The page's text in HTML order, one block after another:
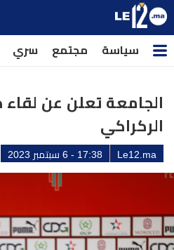
سياسة مجتمع سري
الجامعة تعلن عن
الركراكي
Le12.ma 17:38 - 6 سبتمبر 2023